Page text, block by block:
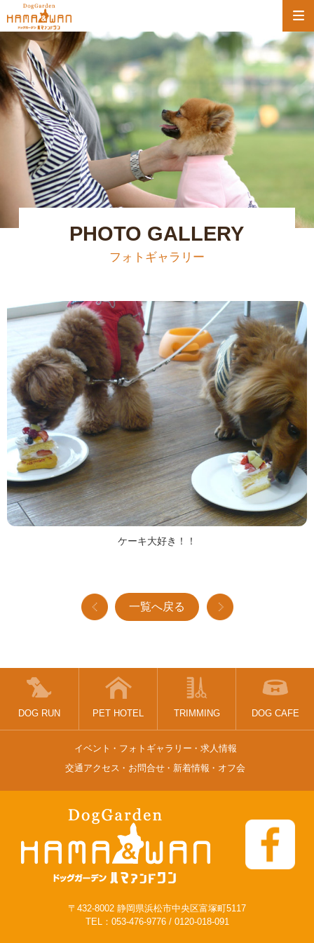
PHOTO GALLERY
フォトギャラリー
一覧へ戻る
ケーキ大好き！！
DOG RUN PET HOTEL TRIMMING DOG CAFE
イベント フォトギャラリー
求人情報
交通アクセス
お問合せ 新着情報 オフ会
〒432-8002 静岡県浜松市中央区富塚町5117
TEL： 053-476-9776/ 0120-018-091